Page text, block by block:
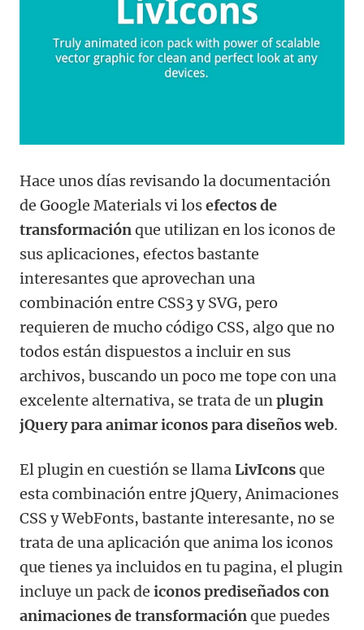
Hace unos días revisando la documentación
de Google Materials vi losefectos de
transformaciónque utilizan en los iconos de
sus aplicaciones, efectos bastante
interesantes que aprovechan una
combinación entre CSS3 y SVG, pero
requieren de mucho código CSS, algo que no
todos están dispuestos a incluir en sus
archivos, buscando un poco me tope con una
excelente alternativa, se trata de unplugin
jQuery para animar iconos para diseños web.
El plugin en cuestión se llamaLivIconsque
esta combinación entre jQuery, Animaciones
CSS y WebFonts, bastante interesante, no se
trata de una aplicación que anima los iconos
que tienes ya incluidos en tu pagina, el plugin
incluye un pack de iconos prediseñados con
animaciones de transformaciónque puedes